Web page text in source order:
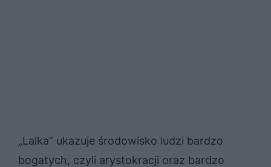
„Lalka” ukazuje środowisko ludzi bardzo
bogatych, czyli arystokracji oraz bardzo